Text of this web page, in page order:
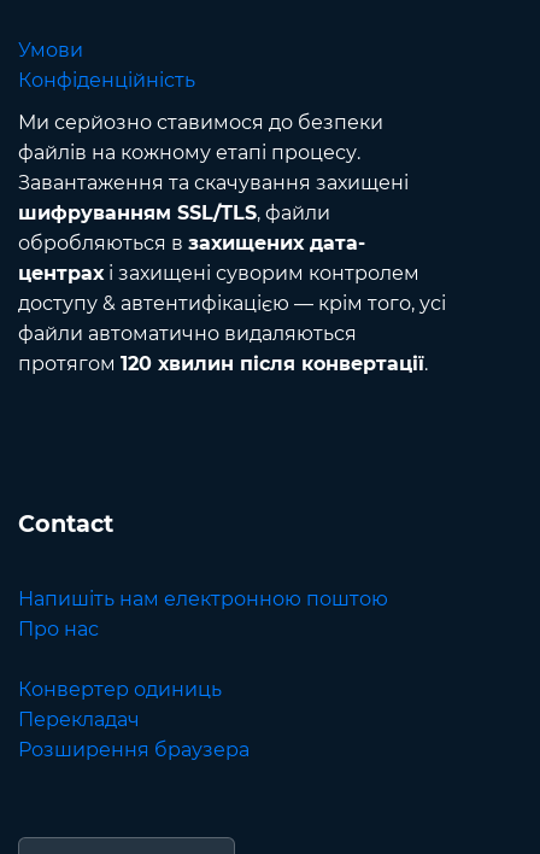
Умови
Конфіденційність
Ми серйозно ставимося до безпеки
файлів на кожному етапі процесу.
Завантаження та скачування захищені
шифруванням SSL/TLS, файли
обробляються в захищених дата-
центрахі захищені суворим контролем
доступу & автентифікацією — крім того, усі
файли автоматично видаляються
протягом 120 хвилин після конвертації.
Contact
Напишіть нам електронною поштою
Про нас
Конвертер одиниць
Перекладач
Розширення браузера